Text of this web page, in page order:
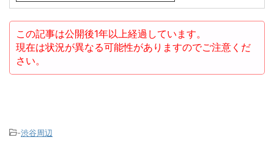
この記事は公開後1年以上経過しています。
現在は状況が異なる可能性がありますのでご注意くだ
さい。
-渋谷周辺